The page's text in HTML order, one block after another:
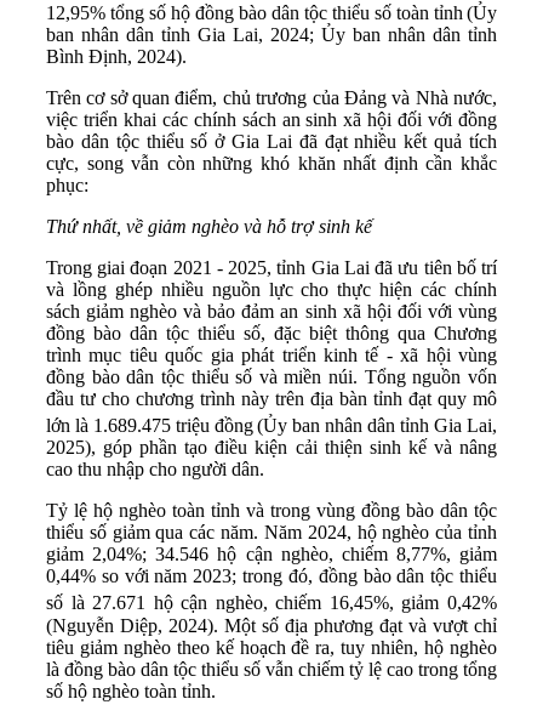
12,95% tổng số hộ đồng bào dân tộc thiểu số toàn tỉnh (Ủy
ban nhân dân tỉnh Gia Lai, 2024; Ủy ban nhân dân tỉnh
Bình Định, 2024).
Trên cơ sở quan điểm, chủ trương của Đảng và Nhà nước,
việc triển khai các chính sách an sinh xã hội đối với đồng
bào dân tộc thiểu số ở Gia Lai đã đạt nhiều kết quả tích
cực, song vẫn còn những khó khăn nhất định cần khắc
phục:
Thứ nhất, về giảm nghèo và hỗ trợ sinh kế
Trong giai đoạn 2021 - 2025, tỉnh Gia Lai đã ưu tiên bố trí
và lồng ghép nhiều nguồn lực cho thực hiện các chính
sách giảm nghèo và bảo đảm an sinh xã hội đối với vùng
đồng bào dân tộc thiểu số, đặc biệt thông qua Chương
trình mục tiêu quốc gia phát triển kinh tế - xã hội vùng
đồng bào dân tộc thiểu số và miền núi. Tổng nguồn vốn
đầu tư cho chương trình này trên địa bàn tỉnh đạt quy mô
lớn là 1.689.475 triệu đồng(Ủy ban nhân dân tỉnh Gia Lai,
2025), góp phần tạo điều kiện cải thiện sinh kế và nâng
cao thu nhập cho người dân.
Tỷ lệ hộ nghèo toàn tỉnh và trong vùng đồng bào dân tộc
thiểu số giảm qua các năm. Năm 2024, hộ nghèo của tỉnh
giảm 2,04%; 34.546 hộ cận nghèo, chiếm 8,77%, giảm
0,44% so với năm 2023; trong đó, đồng bào dân tộc thiểu
số là 27.671 hộ cận nghèo, chiếm 16,45%, giảm 0,42%
(Nguyễn Diệp, 2024). Một số địa phương đạt và vượt chỉ
tiêu giảm nghèo theo kế hoạch đề ra, tuy nhiên, hộ nghèo
là đồng bào dân tộc thiểu số vẫn chiếm tỷ lệ cao trong tổng
số hộ nghèo toàn tỉnh.